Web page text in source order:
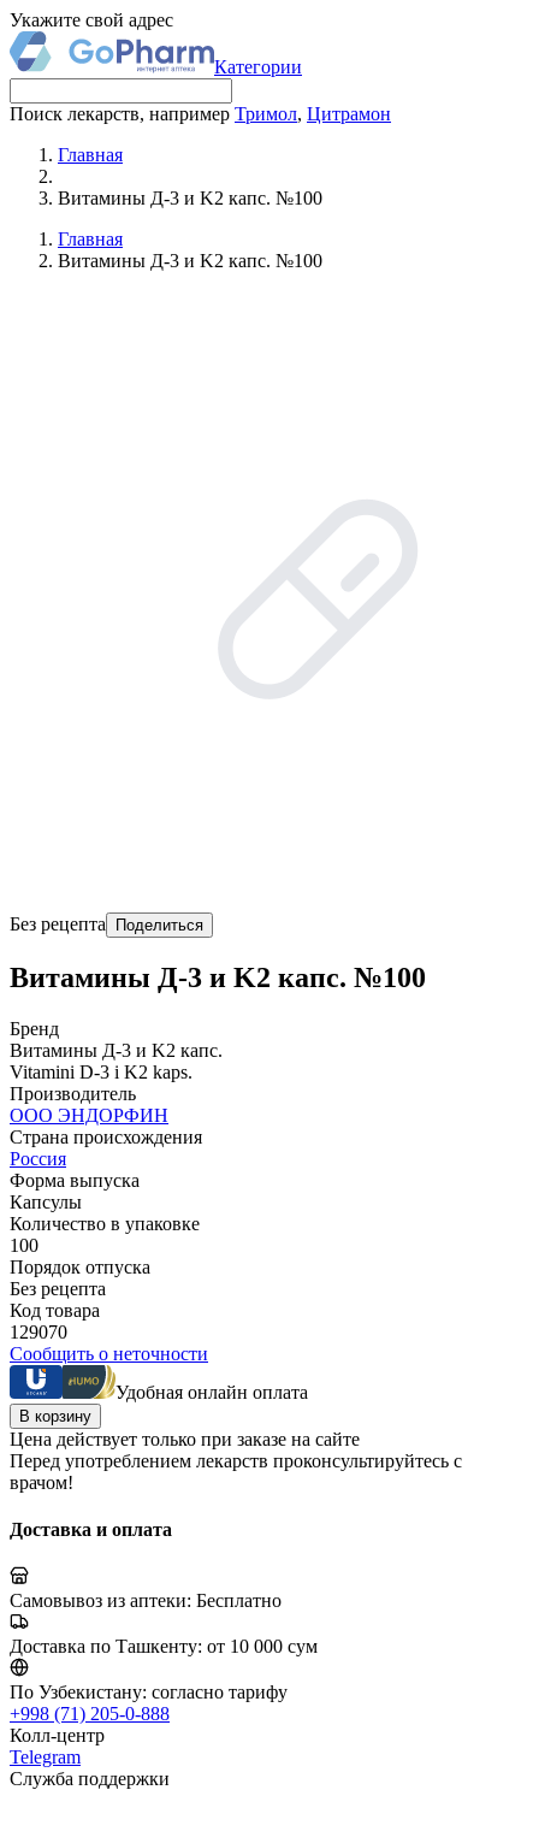
Укажите свой адрес
Категории
Поиск лекарств, например Тримол, Цитрамон
Главная
Витамины Д-3 и K2 капс. №100
Главная
Витамины Д-3 и K2 капс. №100
Без рецепта Поделиться
Витамины Д-3 и K2 капс. №100
Бренд
Витамины Д-3 и K2 капс.
Vitamini D-3 i K2 kaps.
Производитель
ООО ЭНДОРФИН
Страна происхождения
Россия
Форма выпуска
Капсулы
Количество в упаковке
100
Порядок отпуска
Без рецепта
Код товара
129070
Сообщить о неточности
Удобная онлайн оплата
В корзину
Цена действует только при заказе на сайте
Перед употреблением лекарств проконсультируйтесь с
врачом!
Доставка и оплата
Самовывоз из аптеки: Бесплатно
Доставка по Ташкенту: от 10 000 сум
По Узбекистану: согласно тарифу
+998 (71) 205-0-888
Колл-центр
Telegram
Служба поддержки